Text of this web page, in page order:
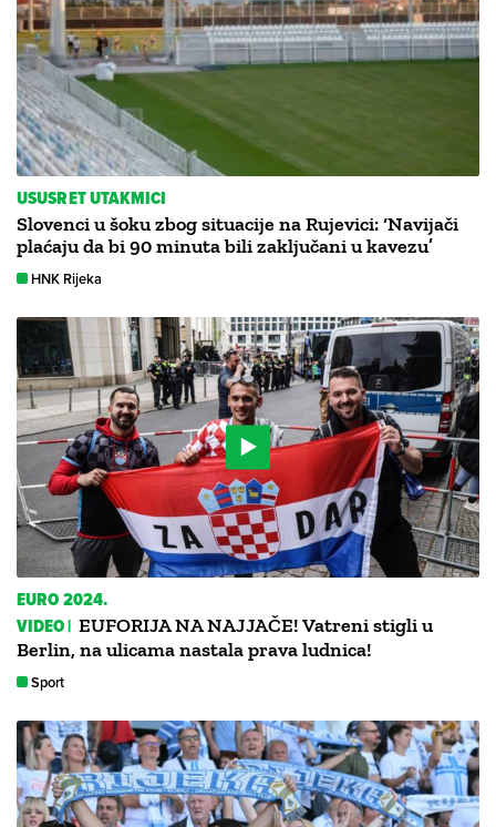
USUSRET UTAKMICI
Slovenci u šoku zbog situacije na Rujevici: ‘Navijači
plaćaju da bi 90 minuta bili zaključani u kavezu’
HNK Rijeka
EURO 2024.
VIDEO | EUFORIJA NA NAJJAČE! Vatreni stigli u
Berlin, na ulicama nastala prava ludnica!
Sport